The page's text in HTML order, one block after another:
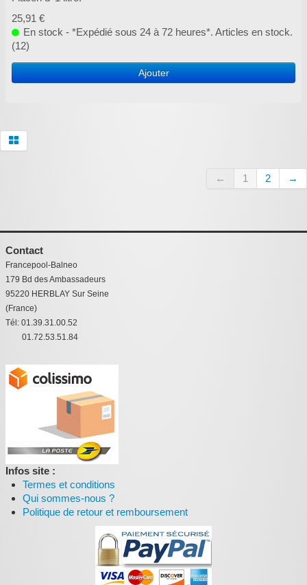
25,91 €
En stock - *Expédié sous 24 à 72 heures*. Articles en stock.
(12)
Ajouter
← 1 2 →
Contact
Francepool-Balneo
179 Bd des Ambassadeurs
95220 HERBLAY Sur Seine
(France)
Tél: 01.39.31.00.52
01.72.53.51.84
Infos site :
Termes et conditions
Qui sommes-nous ?
Politique de retour et remboursement